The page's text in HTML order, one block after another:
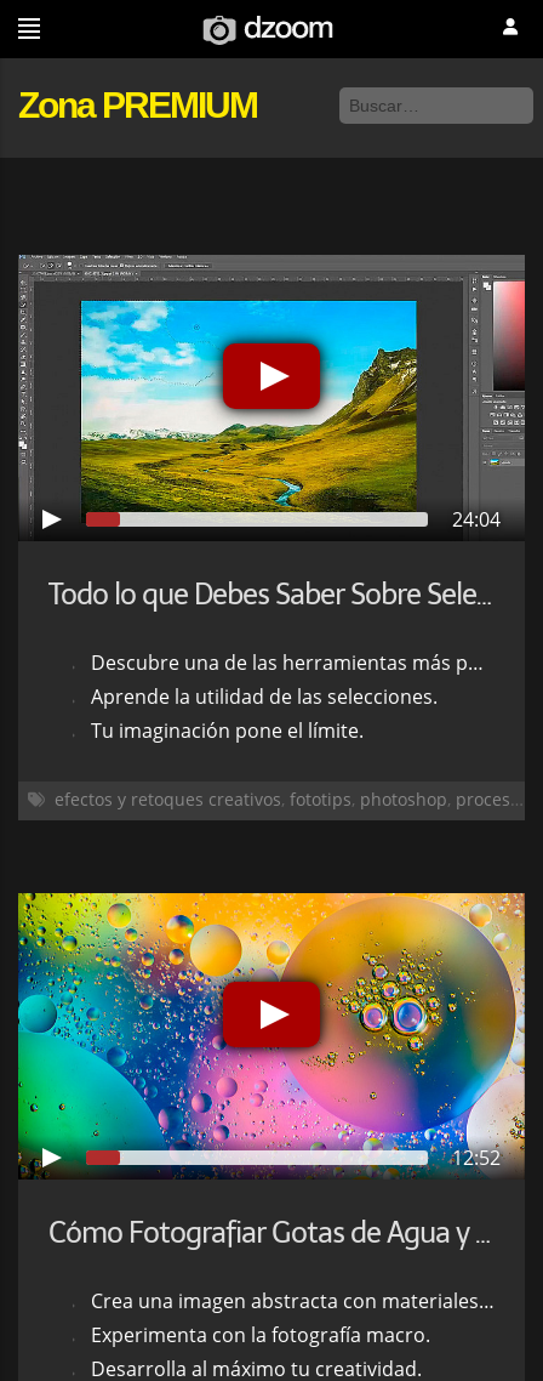
Zona PREMIUM
24:04
Todo lo que Debes Saber Sobre Selecciones en Photoshop
Descubre una de las herramientas más potentes de photoshop.
Aprende la utilidad de las selecciones.
Tu imaginación pone el límite.
efectos y retoques creativos, fototips, photoshop, procesado
12:52
Cómo Fotografiar Gotas de Agua y Aceite y Crear Efectos Artísticos
Crea una imagen abstracta con materiales sencillos.
Experimenta con la fotografía macro.
Desarrolla al máximo tu creatividad.